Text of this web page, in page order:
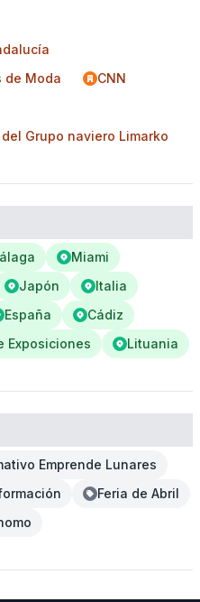
de Moda
CNN
Grupo naviero Limarko
Miami
Japón
Italia
España
Cádiz
Exposiciones
Lituania
Emprende Lunares
Feria de Abril